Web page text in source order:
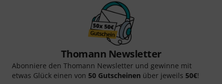
Thomann Newsletter
Abonniere den Thomann Newsletter und gewinne mit
etwas Glück einen von 50 Gutscheinen über jeweils 50€!